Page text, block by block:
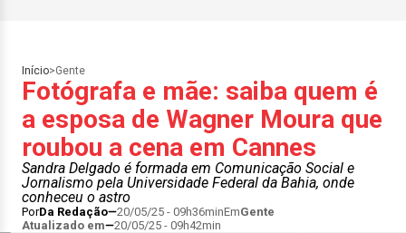
Início>Gente
Fotógrafa e mãe: saiba quem é
a esposa de Wagner Moura que
roubou a cena em Cannes
Sandra Delgado é formada em Comunicação Social e
Jornalismo pela Universidade Federal da Bahia, onde
conheceu o astro
PorDa Redação 20/05/25 - 09h36minEmGente
Atualizado em
20/05/25 - 09h42min